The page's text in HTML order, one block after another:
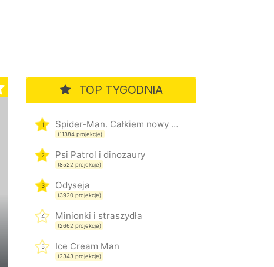
TOP TYGODNIA
1 Spider-Man. Całkiem nowy dzień
(11384 projekcje)
2 Psi Patrol i dinozaury
(8522 projekcje)
3 Odyseja
(3920 projekcje)
4 Minionki i straszydła
(2662 projekcje)
5 Ice Cream Man
(2343 projekcje)